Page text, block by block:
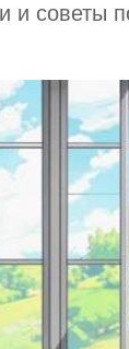
и советы